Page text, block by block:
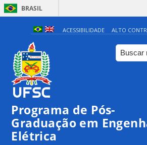
BRASIL
ACESSIBILIDADE ALTO
Programa de Pós-
Graduação em
Elétrica